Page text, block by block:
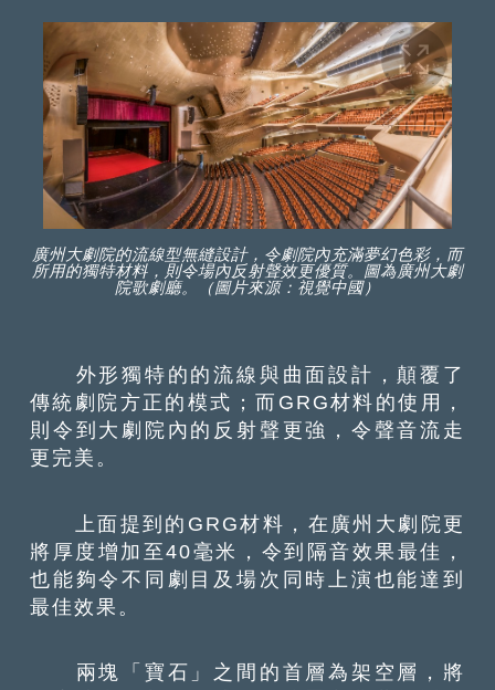
廣州大劇院的流線型無縫設計，令劇院內充滿夢幻色彩，而
所用的獨特材料，則令場內反射聲效更優質。圖為廣州大劇
院歌劇廳。（圖片來源：視覺中國）
外形獨特的的流線與曲面設計，顛覆了
傳統劇院方正的模式；而GRG材料的使用，
則令到大劇院內的反射聲更強，令聲音流走
更完美。
上面提到的GRG材料，在廣州大劇院更
將厚度增加至40毫米，令到隔音效果最佳，
也能夠令不同劇目及場次同時上演也能達到
最佳效果。
兩塊「寶石」之間的首層為架空層，將